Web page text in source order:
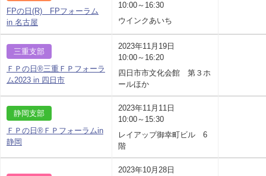
FPの日(R) FPフォーラム
in 名古屋
10:00～16:30
ウインクあいち
三重支部
ＦＰの日®三重ＦＰフォーラ
ム2023 in 四日市
2023年11月19日
10:00～16:20
四日市市文化会館 第３ホ
ールほか
静岡支部
ＦＰの日®ＦＰフォーラムin
静岡
2023年11月11日
10:00～15:30
レイアップ御幸町ビル 6
階
2023年10月28日